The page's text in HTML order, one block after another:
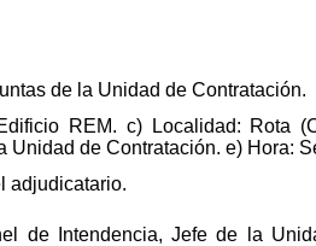
de la Unidad de Contratación.
REM. c) Localidad: Rota
Unidad de Contratación. e) Hora:
adjudicatario.
de Intendencia, Jefe de la